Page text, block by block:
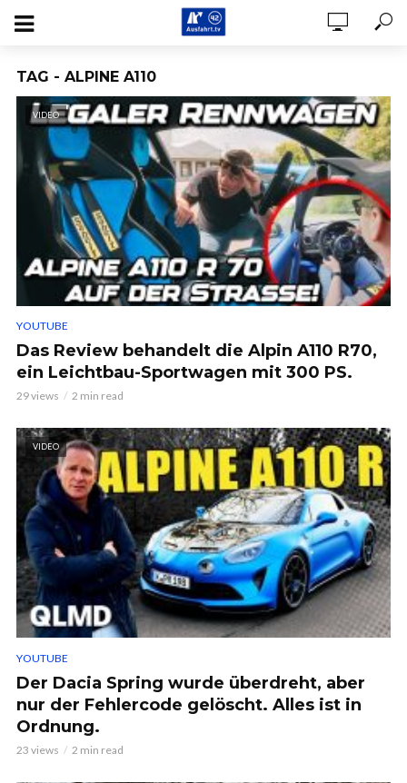
TAG - ALPINE A110
VIDEO
YOUTUBE
Das Review behandelt die Alpin A110 R70,
ein Leichtbau-Sportwagen mit 300 PS.
29 views 2 min read
VIDEO
YOUTUBE
Der Dacia Spring wurde überdreht, aber
nur der Fehlercode gelöscht. Alles ist in
Ordnung.
23 views 2 min read